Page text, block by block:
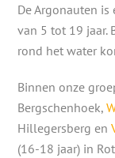
De Argonauten
van 5 tot 19 jaar.
rond het water
Binnen onze
Bergschenhoek,
Hillegersberg en
(16-18 jaar) in